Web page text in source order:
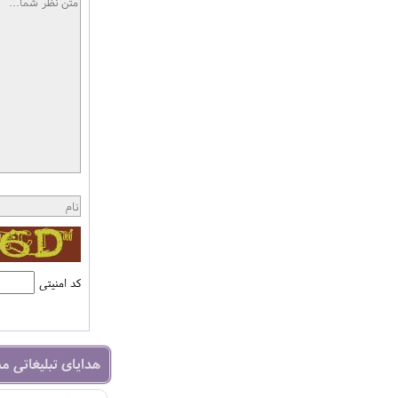
کد امنیتی
هدایای تبلیغاتی